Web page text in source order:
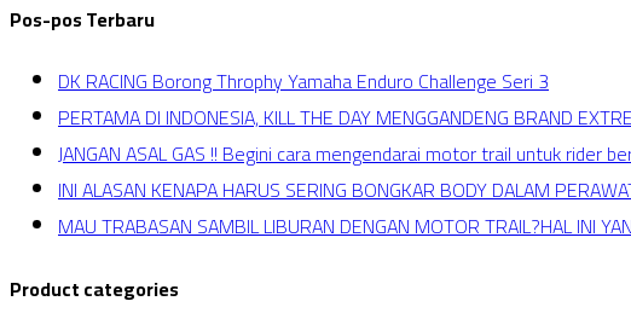
Pos-pos Terbaru
DK RACING Borong Throphy Yamaha Enduro Challenge Seri 3
PERTAMA DI INDONESIA, KILL THE DAY MENGGANDENG BRAND
JANGAN ASAL GAS !! Begini cara mengendarai motor trail untuk rider
INI ALASAN KENAPA HARUS SERING BONGKAR BODY DALAM
MAU TRABASAN SAMBIL LIBURAN DENGAN MOTOR TRAIL?HAL INI
Product categories